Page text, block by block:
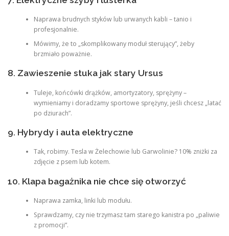
Naprawa brudnych styków lub urwanych kabli – tanio i
profesjonalnie.
Mówimy, że to „skomplikowany moduł sterujący”, żeby
brzmiało poważnie.
8. Zawieszenie stuka jak stary Ursus
Tuleje, końcówki drążków, amortyzatory, sprężyny –
wymieniamy i doradzamy sportowe sprężyny, jeśli chcesz „latać
po dziurach”.
9. Hybrydy i auta elektryczne
Tak, robimy. Tesla w Żelechowie lub Garwolinie? 10% zniżki za
zdjęcie z psem lub kotem.
10. Klapa bagażnika nie chce się otworzyć
Naprawa zamka, linki lub modułu.
Sprawdzamy, czy nie trzymasz tam starego kanistra po „paliwie
z promocji”.